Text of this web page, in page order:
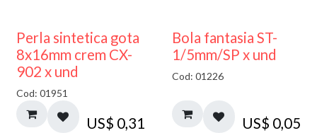
Perla sintetica gota
8x16mm crem CX-
902 x und
Cod: 01951
US$ 0,31
Bola fantasia ST-
1/5mm/SP x und
Cod: 01226
US$ 0,05